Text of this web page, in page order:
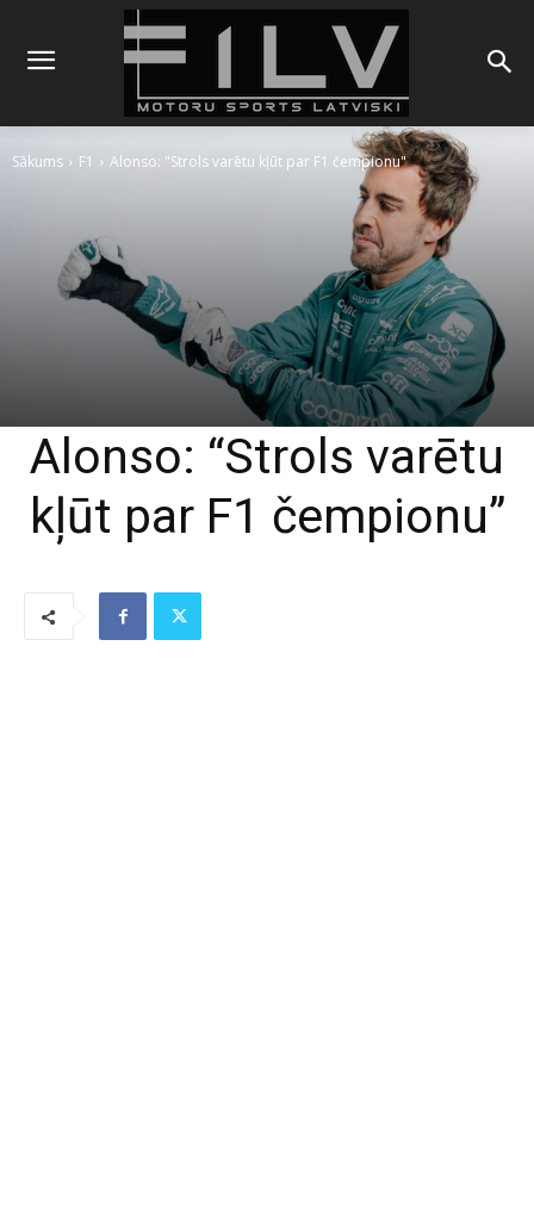
Sākums F1 Alonso: "Strols varētu kļūt par F1 čempionu"
Alonso: “Strols varētu
kļūt par F1 čempionu”